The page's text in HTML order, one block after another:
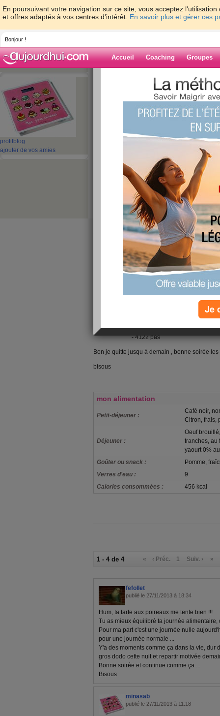
En poursuivant votre navigation sur ce site, vous acceptez
et offres adaptés à vos centres d'intérêt. En savoir plus et gérer ces
Bonjour !
Accueil Coaching Groupes
profil blog
ajouter de vos amies
> > mardi
Blog de
mardi 26
kikou les copines , (pour celles qui seront là) ,
tout à fait ordinaire , égale à tous les autres
Ce matin , je n ai toujours pas pris autre
temps(demain peut-être : c est mercredi) , le
repas (pas en galopant pour faire la vaisselle)
pied à cause du temps , mais bon,vu les
journée pour l école j ai quand même marché
envie de grignotter donc j ai bu une bonne
gouter avec mes ptits bouts ......
je suis grimpée sur mon vélo pour 5,6km en
part de ma tarte aux poireaux light (et je me
petit peu ):elle était trop bonne !! et là j ai une
moi ....maintenant je vais aller regarder un
(ça fait enfant mais moi j aime bien quand on
- 4122 pas
Bon je quitte jusqu à demain , bonne soirée
bisous
mon alimentation
Petit-déjeuner :
Café noir,
Citron, frais,
Déjeuner :
Oeuf
tranches, au
yaourt 0%
Goûter ou snack :
Pomme,
Verres d'eau :
9
Calories consommées :
456 kcal
1 - 4 de 4 « ‹ Préc. 1 Suiv. › »
fefollet
publié le 27/11/2013 à 18:34
Hum, ta tarte aux poireaux me tente bien !!!
Tu as mieux équilibré ta journée alimentaire,
Pour ma part c'est une journée nulle
pour une journée normale ...
Y'a des moments comme ça dans la vie, dur
gros dodo cette nuit et repartir motivée
Bonne soirée et continue comme ça ...
Bisous
minasab
publié le 27/11/2013 à 11:18
Je